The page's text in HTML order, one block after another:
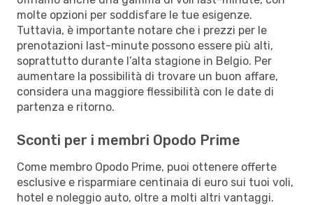
molte opzioni per soddisfare le tue esigenze.
Tuttavia, è importante notare che i prezzi per le
prenotazioni last-minute possono essere più alti,
soprattutto durante l’alta stagione in Belgio. Per
aumentare la possibilità di trovare un buon affare,
considera una maggiore flessibilità con le date di
partenza e ritorno.
Sconti per i membri Opodo Prime
Come membro Opodo Prime, puoi ottenere offerte
esclusive e risparmiare centinaia di euro sui tuoi voli,
hotel e noleggio auto, oltre a molti altri vantaggi.